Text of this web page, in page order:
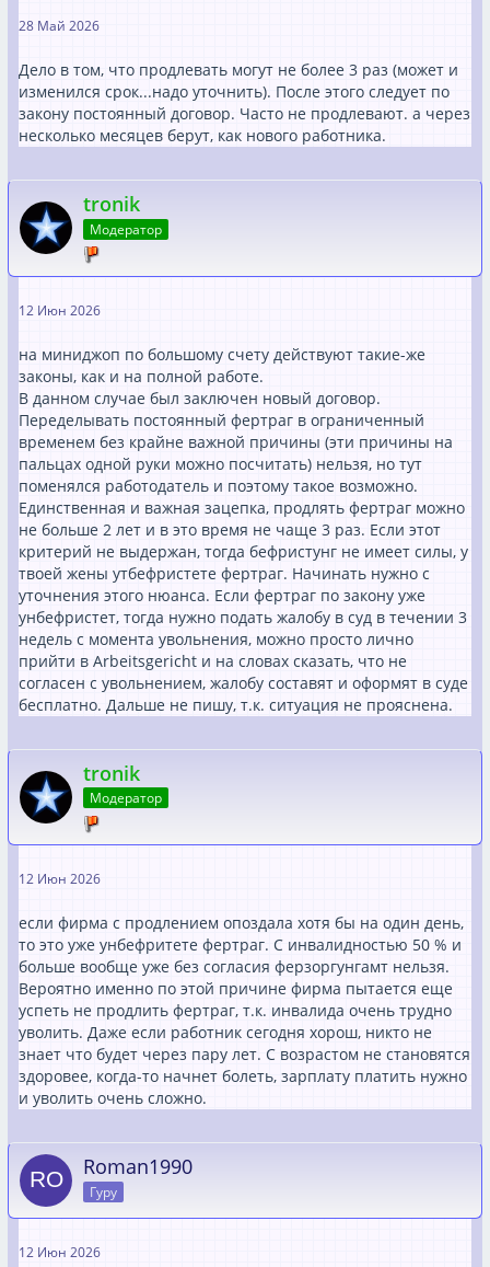
28 Май 2026
Дело в том, что продлевать могут не более 3 раз (может и
изменился срок...надо уточнить). После этого следует по
закону постоянный договор. Часто не продлевают. а через
несколько месяцев берут, как нового работника.
tronik
Модератор
12 Июн 2026
на миниджоп по большому счету действуют такие-же
законы, как и на полной работе.
В данном случае был заключен новый договор.
Переделывать постоянный фертраг в ограниченный
временем без крайне важной причины (эти причины на
пальцах одной руки можно посчитать) нельзя, но тут
поменялся работодатель и поэтому такое возможно.
Единственная и важная зацепка, продлять фертраг можно
не больше 2 лет и в это время не чаще 3 раз. Если этот
критерий не выдержан, тогда бефристунг не имеет силы, у
твоей жены утбефристете фертраг. Начинать нужно с
уточнения этого нюанса. Если фертраг по закону уже
унбефристет, тогда нужно подать жалобу в суд в течении 3
недель с момента увольнения, можно просто лично
прийти в Arbeitsgericht и на словах сказать, что не
согласен с увольнением, жалобу составят и оформят в суде
бесплатно. Дальше не пишу, т.к. ситуация не прояснена.
tronik
Модератор
12 Июн 2026
если фирма с продлением опоздала хотя бы на один день,
то это уже унбефритете фертраг. С инвалидностью 50 % и
больше вообще уже без согласия ферзоргунгамт нельзя.
Вероятно именно по этой причине фирма пытается еще
успеть не продлить фертраг, т.к. инвалида очень трудно
уволить. Даже если работник сегодня хорош, никто не
знает что будет через пару лет. С возрастом не становятся
здоровее, когда-то начнет болеть, зарплату платить нужно
и уволить очень сложно.
Roman1990
Гуру
12 Июн 2026